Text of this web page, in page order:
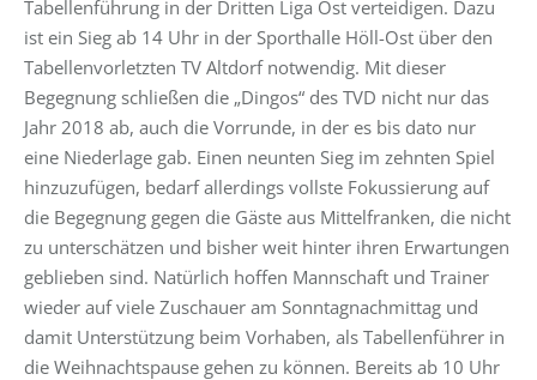
Tabellenführung in der Dritten Liga Ost verteidigen. Dazu
ist ein Sieg ab 14 Uhr in der Sporthalle Höll-Ost über den
Tabellenvorletzten TV Altdorf notwendig. Mit dieser
Begegnung schließen die „Dingos“ des TVD nicht nur das
Jahr 2018 ab, auch die Vorrunde, in der es bis dato nur
eine Niederlage gab. Einen neunten Sieg im zehnten Spiel
hinzuzufügen, bedarf allerdings vollste Fokussierung auf
die Begegnung gegen die Gäste aus Mittelfranken, die nicht
zu unterschätzen und bisher weit hinter ihren Erwartungen
geblieben sind. Natürlich hoffen Mannschaft und Trainer
wieder auf viele Zuschauer am Sonntagnachmittag und
damit Unterstützung beim Vorhaben, als Tabellenführer in
die Weihnachtspause gehen zu können. Bereits ab 10 Uhr